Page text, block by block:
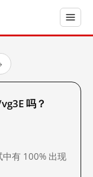
吗？
有 100% 出现